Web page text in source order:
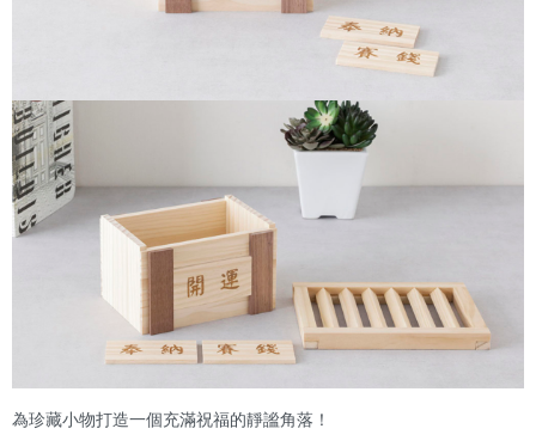
為珍藏小物打造一個充滿祝福的靜謐角落！